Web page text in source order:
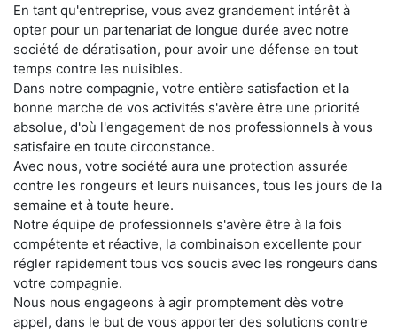
En tant qu'entreprise, vous avez grandement intérêt à
opter pour un partenariat de longue durée avec notre
société de dératisation, pour avoir une défense en tout
temps contre les nuisibles.
Dans notre compagnie, votre entière satisfaction et la
bonne marche de vos activités s'avère être une priorité
absolue, d'où l'engagement de nos professionnels à vous
satisfaire en toute circonstance.
Avec nous, votre société aura une protection assurée
contre les rongeurs et leurs nuisances, tous les jours de la
semaine et à toute heure.
Notre équipe de professionnels s'avère être à la fois
compétente et réactive, la combinaison excellente pour
régler rapidement tous vos soucis avec les rongeurs dans
votre compagnie.
Nous nous engageons à agir promptement dès votre
appel, dans le but de vous apporter des solutions contre